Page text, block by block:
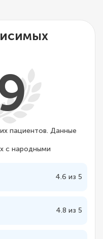
пациентов. Данные
с народными
4.6 из 5
4.8 из 5